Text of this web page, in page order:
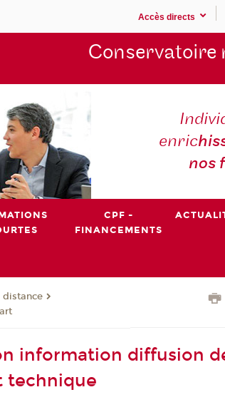
Accès directs
Conservatoire
enric
nos
CPF -
FINANCEMENTS
distance
information diffusion
technique